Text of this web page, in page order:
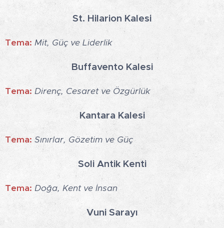
St. Hilarion Kalesi
Tema: Mit, Güç ve Liderlik
Buffavento Kalesi
Tema: Direnç, Cesaret ve Özgürlük
Kantara Kalesi
Tema: Sınırlar, Gözetim ve Güç
Soli Antik Kenti
Tema: Doğa, Kent ve İnsan
Vuni Sarayı